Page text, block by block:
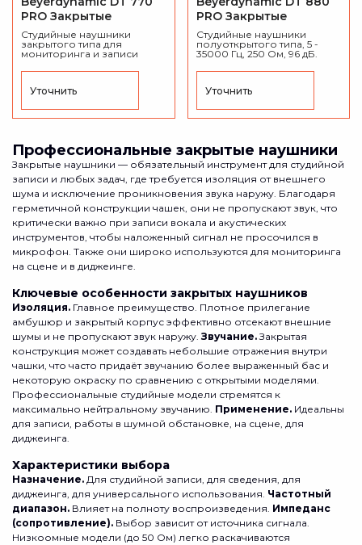
PRO Закрытые
наушники
Cтудийные наушники
закрытого типа для
мониторинга и записи
Уточнить
PRO Закрытые
наушники
Cтудийные наушники
полуоткрытого типа, 5 -
35000 Гц, 250 Ом, 96 дБ.
Уточнить
Профессиональные закрытые наушники
Закрытые наушники — обязательный инструмент для студийной
записи и любых задач, где требуется изоляция от внешнего
шума и исключение проникновения звука наружу. Благодаря
герметичной конструкции чашек, они не пропускают звук, что
критически важно при записи вокала и акустических
инструментов, чтобы наложенный сигнал не просочился в
микрофон. Также они широко используются для мониторинга
на сцене и в диджеинге.
Ключевые особенности закрытых наушников
Изоляция. Главное преимущество. Плотное прилегание
амбушюр и закрытый корпус эффективно отсекают внешние
шумы и не пропускают звук наружу. Звучание.Закрытая
конструкция может создавать небольшие отражения внутри
чашки, что часто придаёт звучанию более выраженный бас и
некоторую окраску по сравнению с открытыми моделями.
Профессиональные студийные модели стремятся к
максимально нейтральному звучанию. Применение. Идеальны
для записи, работы в шумной обстановке, на сцене, для
диджеинга.
Характеристики выбора
Назначение. Для студийной записи, для сведения, для
диджеинга, для универсального использования. Частотный
диапазон. Влияет на полноту воспроизведения. Импеданс
(сопротивление). Выбор зависит от источника сигнала.
Низкоомные модели (до 50 Ом) легко раскачиваются